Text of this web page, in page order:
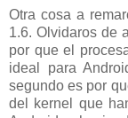
Otra cosa a
1.6. Olvidaros de
por que el
ideal para
segundo es por
del kernel que